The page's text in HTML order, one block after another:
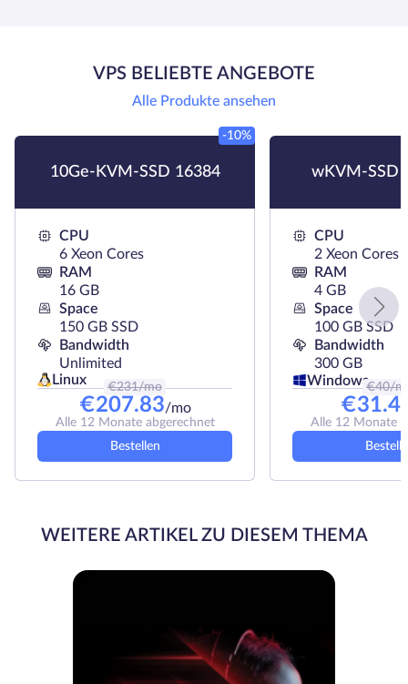
VPS BELIEBTE ANGEBOTE
Alle Produkte ansehen
10Ge-KVM-SSD 16384
-10%
CPU
6 Xeon Cores
RAM
16 GB
Space
150 GB SSD
Bandwidth
Unlimited
Linux
€231/mo
€207.83/mo
Alle 12 Monate abgerechnet
Bestellen
wKVM-SSD
CPU
2 Xeon Cores
RAM
4 GB
Space
100 GB SSD
Bandwidth
300 GB
Windows€40/
€
Alle 12 Monate
WEITERE ARTIKEL ZU DIESEM THEMA